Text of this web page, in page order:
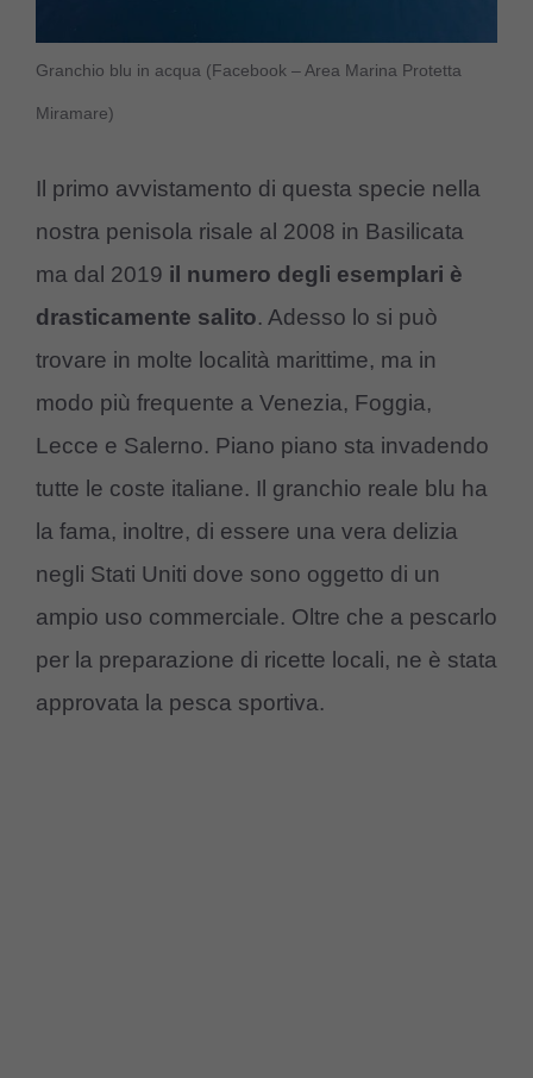
Granchio blu in acqua (Facebook – Area Marina Protetta
Miramare)
Il primo avvistamento di questa specie nella
nostra penisola risale al 2008 in Basilicata
ma dal 2019 il numero degli esemplari è
drasticamente salito. Adesso lo si può
trovare in molte località marittime, ma in
modo più frequente a Venezia, Foggia,
Lecce e Salerno. Piano piano sta invadendo
tutte le coste italiane. Il granchio reale blu ha
la fama, inoltre, di essere una vera delizia
negli Stati Uniti dove sono oggetto di un
ampio uso commerciale. Oltre che a pescarlo
per la preparazione di ricette locali, ne è stata
approvata la pesca sportiva.